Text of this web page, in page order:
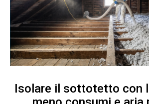
Isolare il sottotetto con